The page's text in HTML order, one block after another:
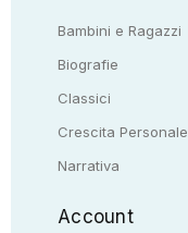
Bambini e Ragazzi
Biografie
Classici
Crescita Personale
Narrativa
Account